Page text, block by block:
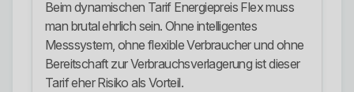
Beim dynamischen Tarif Energiepreis Flex muss
man brutal ehrlich sein. Ohne intelligentes
Messsystem, ohne flexible Verbraucher und ohne
Bereitschaft zur Verbrauchsverlagerung ist dieser
Tarif eher Risiko als Vorteil.